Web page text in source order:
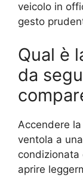
veicolo in
gesto
Qual è
da
Accendere
ventola a
condizionata
aprire